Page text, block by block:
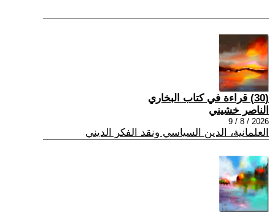
(30) قراءة في كتاب البخاري
الناصر خشيني
2026 / 8 / 9
العلمانية، الدين السياسي ونقد الفكر الديني